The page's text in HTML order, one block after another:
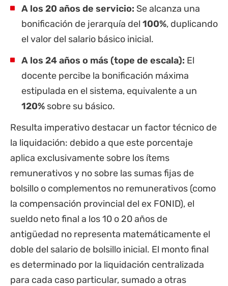
A los 20 años de servicio: Se alcanza una
bonificación de jerarquía del 100%, duplicando
el valor del salario básico inicial.
A los 24 años o más (tope de escala): El
docente percibe la bonificación máxima
estipulada en el sistema, equivalente a un
120% sobre su básico.
Resulta imperativo destacar un factor técnico de
la liquidación: debido a que este porcentaje
aplica exclusivamente sobre los ítems
remunerativos y no sobre las sumas fijas de
bolsillo o complementos no remunerativos (como
la compensación provincial del ex FONID), el
sueldo neto final a los 10 o 20 años de
antigüedad no representa matemáticamente el
doble del salario de bolsillo inicial. El monto final
es determinado por la liquidación centralizada
para cada caso particular, sumado a otras